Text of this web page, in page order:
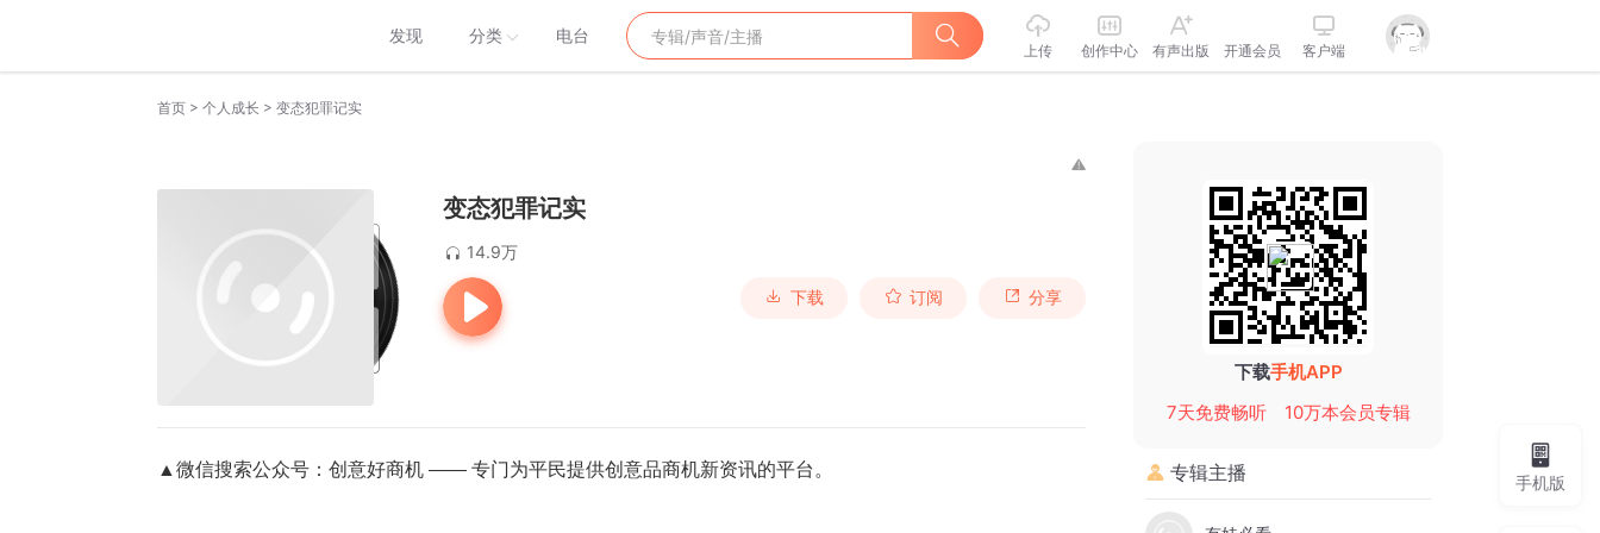
发现 分类 电台
上传 创作中心 有声出版 开通会员 客户端
首页 > 个人成长 > 变态犯罪记实
变态犯罪记实
14.9万
下载 订阅 分享
▲微信搜索公众号：创意好商机 —— 专门为平民提供创意品商机新资讯的平台。
下载手机APP
7天免费畅听
10万本会员专辑
专辑主播 手机版